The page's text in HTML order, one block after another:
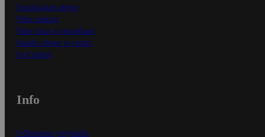
Ensitilaajan ohjeet
Näin maksat
Näin tilaat ja muokkaat
Kaikki ohjeet ja vinkit
In English
Info
S-Business yrityksille